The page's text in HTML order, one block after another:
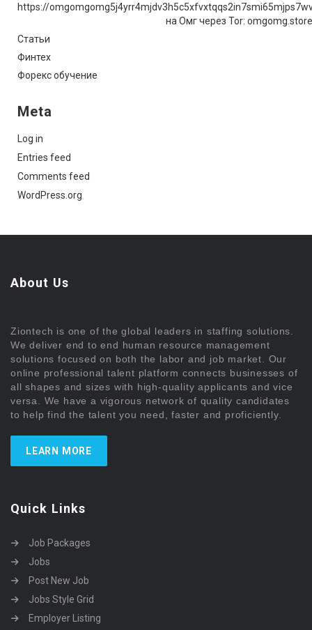
https://
на Омг через Tor:
Статьи
Финтех
Форекс обучение
Meta
Log in
Entries feed
Comments feed
WordPress.org
About Us
Ziontech is one of the global leaders in staffing solutions.
We deliver end to end human resource management
solutions focused on both the labor and job market. Our
online professional talent platform connects businesses of
all shapes and sizes with high-quality applicants and vice
versa. We have a vigorous network of quality candidates
to help find the talent you need, faster and proficiently.
LEARN MORE
Quick Links
Job Packages
Jobs
Post New Job
Jobs Style Grid
Employer Listing